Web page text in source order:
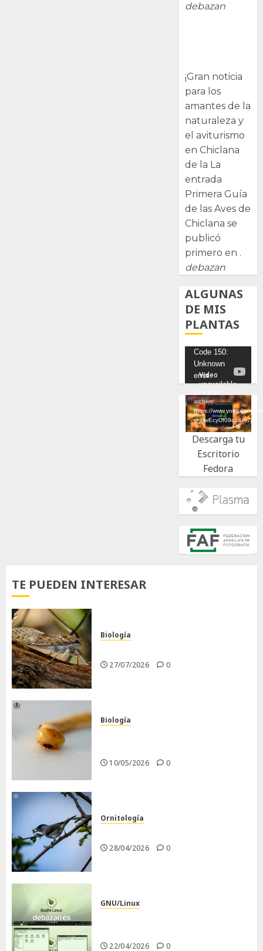
debazan
¡Gran noticia
para los
amantes de la
naturaleza y
el aviturismo
en Chiclana
de la La
entrada
Primera Guía
de las Aves de
Chiclana se
publicó
primero en .
debazan
ALGUNAS
DE MIS
PLANTAS
Reproductor
de
vídeo
Code 150:
Unknown
error.
archivo:
https://
Descarga tu
Escritorio
Fedora
TE PUEDEN INTERESAR
Biología
27/07/2026 0
Biología
10/05/2026 0
Ornitología
28/04/2026 0
GNU/Linux
22/04/2026 0